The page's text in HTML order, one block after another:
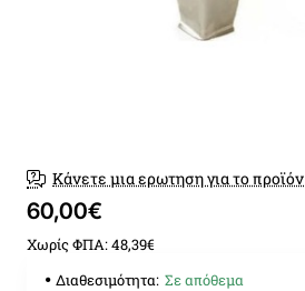
Κάνετε μια ερωτηση για το προϊόν
60,00€
Χωρίς ΦΠΑ: 48,39€
Διαθεσιμότητα: Σε απόθεμα